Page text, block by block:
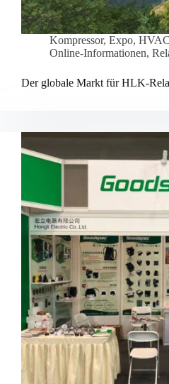
Kompressor, Expo,
Online-Informationen,
Der globale Markt für HLK-